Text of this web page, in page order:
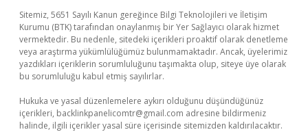
Sitemiz, 5651 Sayılı Kanun gereğince Bilgi Teknolojileri ve İletişim
Kurumu (BTK) tarafından onaylanmış bir Yer Sağlayıcı olarak hizmet
vermektedir. Bu nedenle, sitedeki içerikleri proaktif olarak denetleme
veya araştırma yükümlülüğümüz bulunmamaktadır. Ancak, üyelerimiz
yazdıkları içeriklerin sorumluluğunu taşımakta olup, siteye üye olarak
bu sorumluluğu kabul etmiş sayılırlar.
Hukuka ve yasal düzenlemelere aykırı olduğunu düşündüğünüz
içerikleri, backlinkpanelicomtr@gmail.com adresine bildirmeniz
halinde, ilgili içerikler yasal süre içerisinde sitemizden kaldırılacaktır.